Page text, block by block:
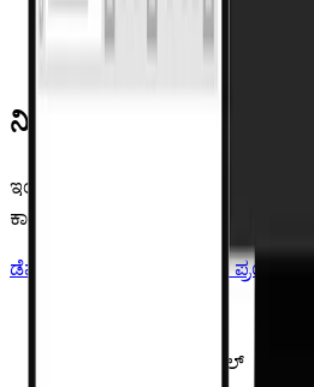
ನಿಮ್ಮ ಫೋನ್‌ನಲ್ಲಿ ನೇರ ಮಾರಾಟ,
ನಿಮ್ಮ ಉಚಿತ ಡೆಮೋ ಬುಕ್
ಇಂದೇ ತಜ್ಞರೊಂದಿಗೆ ಮಾತನಾಡಿ ಮತ್ತು
ಕಾರ್ಯನಿರ್ವಹಣೆಯನ್ನು ನೋಡಿ.
ಡೆಮೋ ಬುಕ್ ಮಾಡಿ ಉಚಿತವಾಗಿ ಪ್ರಯತ್ನಿಸಿ
ಉಚಿತ 7-day ಟ್ರಯಲ್